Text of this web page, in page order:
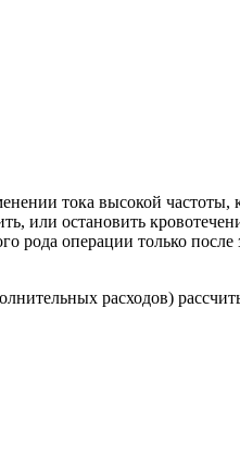
тока высокой частоты,
или остановить
рода операции только
расходов)